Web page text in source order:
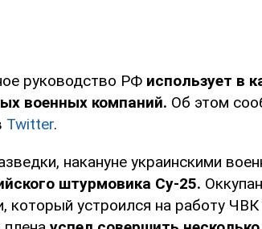
руководство РФ использует в
военных компаний. Об этом
Twitter.
накануне украинскими
штурмовика Су-25.
который устроился на работу ЧВК